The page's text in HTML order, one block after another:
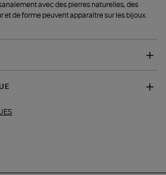
avec des pierres naturelles, des
et de forme peuvent apparaître sur les bijoux.